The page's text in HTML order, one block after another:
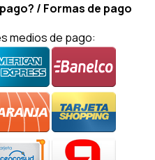
/ Formas de pago
medios de pago: